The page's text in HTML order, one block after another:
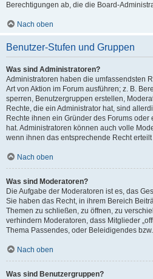
Berechtigungen ab, die die Board-
Nach oben
Benutzer-Stufen und Gruppen
Was sind Administratoren?
Administratoren haben die umfassendsten
Art von Aktion im Forum ausführen; z. B.
sperren, Benutzergruppen erstellen,
Rechte, die ein Administrator hat, sind
Rechte ihnen ein Gründer des Forums
hat. Administratoren können auch volle
wenn ihnen das entsprechende Recht
Nach oben
Was sind Moderatoren?
Die Aufgabe der Moderatoren ist es, das
Sie haben das Recht, in ihrem Bereich
Themen zu schließen, zu öffnen, zu
verhindern Moderatoren, dass Mitglieder
Thema Passendes, oder Beleidigendes
Nach oben
Was sind Benutzergruppen?